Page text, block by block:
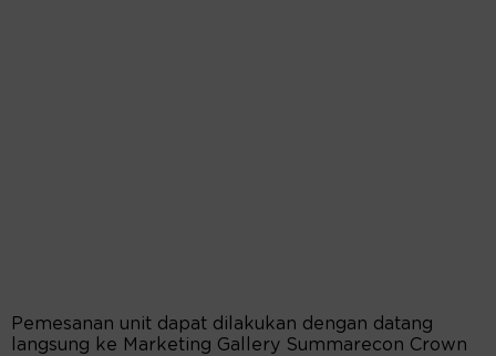
Pemesanan unit dapat dilakukan dengan datang
langsung ke Marketing Gallery Summarecon Crown